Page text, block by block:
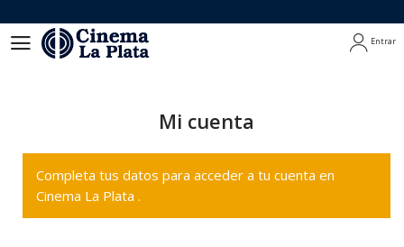
Entrar
Mi cuenta
Completa tus datos para acceder a tu cuenta en
Cinema La Plata .